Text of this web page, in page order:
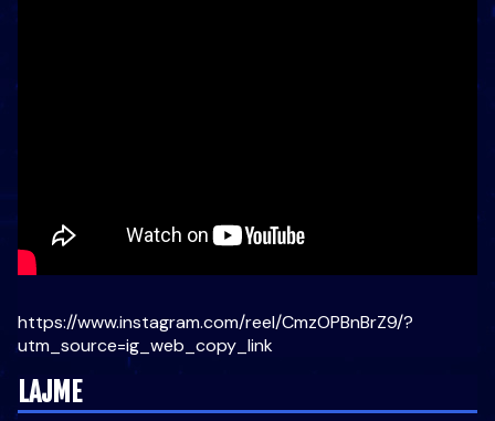
https://www.instagram.com/reel/CmzOPBnBrZ9/?
utm_source=ig_web_copy_link
LAJME